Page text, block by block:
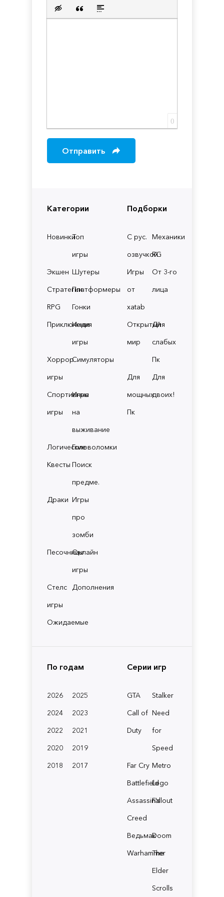
Категории
НовинкиТоп
игры
Экшен Шутеры
СтратегииПлатформеры
RPG
Гонки
Приключения
Инди
игры
Хоррор
игры
Симуляторы
Спортивные
игры
Игры
на
выживание
ЛогическиеГоловоломки
Квесты Поиск
предме.
Драки Игры
про
зомби
ПесочницыОнлайн
игры
Стелс
игры
Дополнения
Ожидаемые
Подборки
С рус.
озвучкой
Механики
RG
Игры
от
xatab
От 3-го
лица
Открытый
мир
Для
слабых
Пк
Для
мощных
Пк
Для
двоих!
По годам
2026
2025
2024
2023
2022
2021
2020
2019
2018
2017
Серии игр
GTA
Stalker
Call of
Duty
Need
for
Speed
Far Cry Metro
BattlefieldLego
Assassin's
Creed
Fallout
ВедьмакDoom
Warhammer
The
Elder
Scrolls
Вставка скрытого текста
Вставка цитаты
Вставка спойлера
0
Отправить